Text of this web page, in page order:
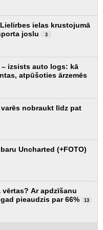
ielas krustojumā
joslu
3
izsists auto logs: kā
atpūšoties ārzemēs
nobraukt līdz pat
Uncharted (+FOTO)
Ar apdzīšanu
pieaudzis par 66%
13